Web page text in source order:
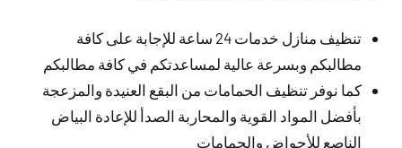
تنظيف منازل خدمات 24 ساعة للإجابة على كافة
مطالبكم وبسرعة عالية لمساعدتكم في كافة مطالبكم
كما نوفر تنظيف الحمامات من البقع العنيدة والمزعجة
بأفضل المواد القوية والمحاربة الصدأ للإعادة البياض
الناصع للأحواض والحمامات